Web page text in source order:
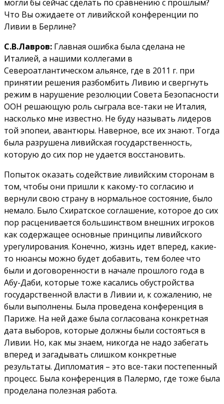
могли бы сейчас сделать по сравнению с прошлым?
Что Вы ожидаете от ливийской конференции по
Ливии в Берлине?
С.В.Лавров: Главная ошибка была сделана не
Италией, а нашими коллегами в
Североатлантическом альянсе, где в 2011 г. при
принятии решения разбомбить Ливию и свергнуть
режим в нарушение резолюции Совета Безопасности
ООН решающую роль сыграла все-таки не Италия,
насколько мне известно. Не буду называть лидеров
той эпопеи, авантюры. Наверное, все их знают. Тогда
была разрушена ливийская государственность,
которую до сих пор не удается восстановить.
Попыток оказать содействие ливийским сторонам в
том, чтобы они пришли к какому-то согласию и
вернули свою страну в нормальное состояние, было
немало. Было Схиратское соглашение, которое до сих
пор расценивается большинством внешних игроков
как содержащее основные принципы ливийского
урегулирования. Конечно, жизнь идет вперед, какие-
то нюансы можно будет добавить, тем более что
были и договоренности в начале прошлого года в
Абу-Даби, которые тоже касались обустройства
государственной власти в Ливии и, к сожалению, не
были выполнены. Была проведена конференция в
Париже. На ней даже была согласована конкретная
дата выборов, которые должны были состояться в
Ливии. Но, как мы знаем, никогда не надо забегать
вперед и загадывать слишком конкретные
результаты. Дипломатия – это все-таки постепенный
процесс. Была конференция в Палермо, где тоже была
проделана полезная работа.